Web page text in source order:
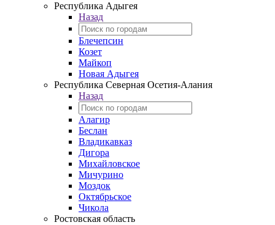
Республика Адыгея
Назад
Блечепсин
Козет
Майкоп
Новая Адыгея
Республика Северная Осетия-Алания
Назад
Алагир
Беслан
Владикавказ
Дигора
Михайловское
Мичурино
Моздок
Октябрьское
Чикола
Ростовская область